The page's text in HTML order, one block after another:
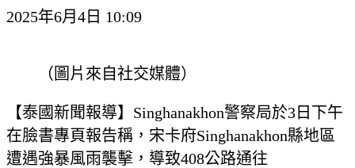
2025年6月4日 10:09
（圖片來自社交媒體）
【泰國新聞報導】Singhanakhon警察局於3日下午
在臉書專頁報告稱，宋卡府Singhanakhon縣地區
遭遇強暴風雨襲擊，導致408公路通往